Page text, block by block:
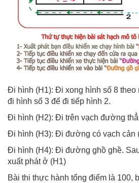
Đi hình (H1): Đi xong hình số 8 theo
đi hình số 3 để đi tiếp hình 2.
Đi hình (H2): Đi trên vạch đường
Đi hình (H3): Đi đường có vạch cản
Đi hình (H4): Đi đường ghồ ghề.
xuất phát ở (H1)
Bài thi thực hành tổng điểm là 100,